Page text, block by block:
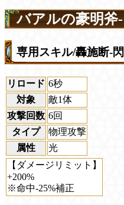
バアルの豪明
専用スキル/轟施断-
リロード 6秒
対象
敵1体
攻撃回数 6回
タイプ
物理攻撃
属性
光
【ダメージリミット】
+200%
※命中-25%補正